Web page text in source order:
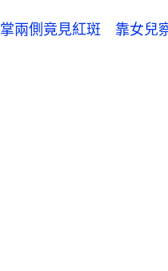
兩側竟見紅斑 靠女兒